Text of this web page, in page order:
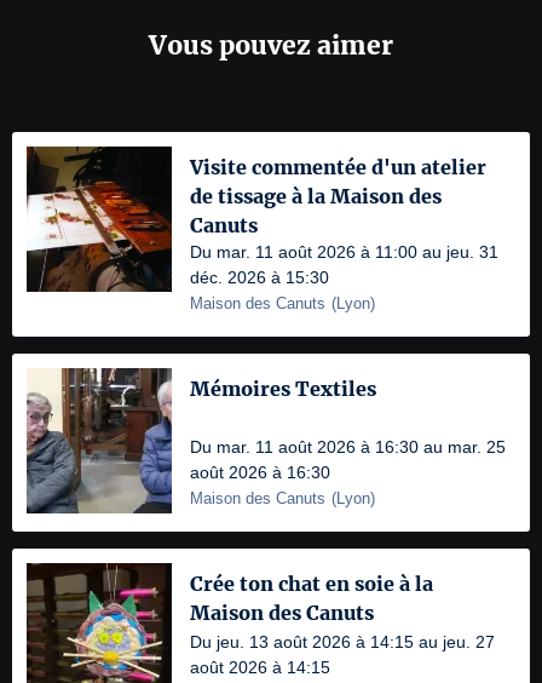
Vous pouvez aimer
Visite commentée d'un atelier
de tissage à la Maison des
Canuts
Du mar. 11 août 2026 à 11:00 au jeu. 31
déc. 2026 à 15:30
Maison des Canuts (Lyon)
Mémoires Textiles
Du mar. 11 août 2026 à 16:30 au mar. 25
août 2026 à 16:30
Maison des Canuts (Lyon)
Crée ton chat en soie à la
Maison des Canuts
Du jeu. 13 août 2026 à 14:15 au jeu. 27
août 2026 à 14:15